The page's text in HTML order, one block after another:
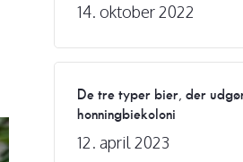
14. oktober 2022
De tre typer bier, der
honningbiekoloni
12. april 2023